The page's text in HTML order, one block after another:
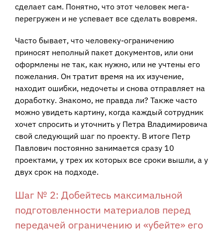
сделает сам. Понятно, что этот человек мега-
перегружен и не успевает все сделать вовремя.
Часто бывает, что человеку-ограничению
приносят неполный пакет документов, или они
оформлены не так, как нужно, или не учтены его
пожелания. Он тратит время на их изучение,
находит ошибки, недочеты и снова отправляет на
доработку. Знакомо, не правда ли? Также часто
можно увидеть картину, когда каждый сотрудник
хочет спросить и уточнить у Петра Владимировича
свой следующий шаг по проекту. В итоге Петр
Павлович постоянно занимается сразу 10
проектами, у трех их которых все сроки вышли, а у
двух срок на подходе.
Шаг № 2: Добейтесь максимальной
подготовленности материалов перед
передачей ограничению и «убейте» его